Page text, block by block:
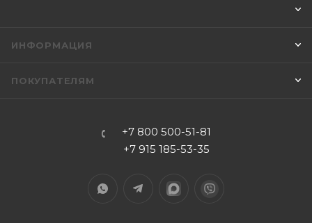
ИНФОРМАЦИЯ
ПОКУПАТЕЛЯМ
+7 800 500-51-81
+7 915 185-53-35